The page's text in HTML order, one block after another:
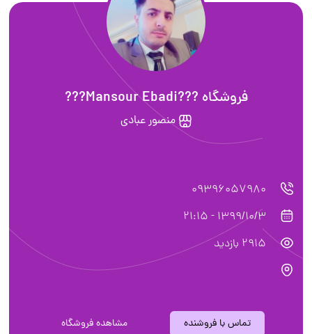
فروشگاه ???Mansour Ebadi???
منصور عبادی
09396057980
1399/10/3 - 21:15
2915 بازدید
تماس با فروشنده مشاهده فروشگاه